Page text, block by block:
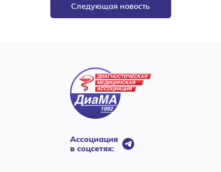
Следующая новость
Ассоциация
в соцсетях: